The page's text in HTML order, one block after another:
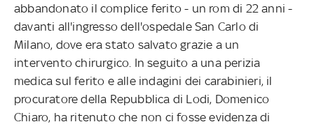
abbandonato il complice ferito - un rom di 22 anni -
davanti all'ingresso dell'ospedale San Carlo di
Milano, dove era stato salvato grazie a un
intervento chirurgico. In seguito a una perizia
medica sul ferito e alle indagini dei carabinieri, il
procuratore della Repubblica di Lodi, Domenico
Chiaro, ha ritenuto che non ci fosse evidenza di